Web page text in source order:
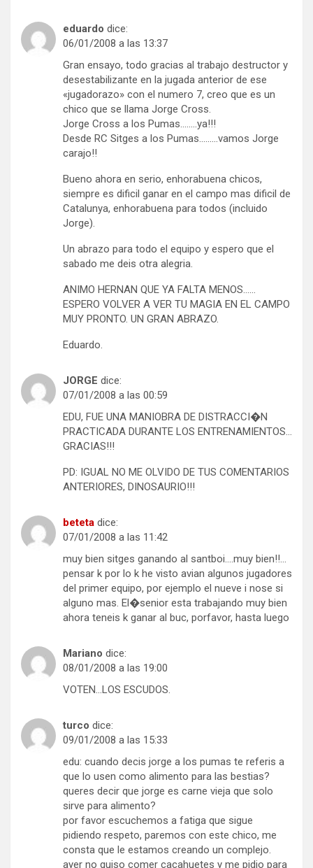
eduardo dice:
06/01/2008 a las 13:37
Gran ensayo, todo gracias al trabajo destructor y
desestabilizante en la jugada anterior de ese
«jugadorazo» con el numero 7, creo que es un
chico que se llama Jorge Cross.
Jorge Cross a los Pumas……..ya!!!
Desde RC Sitges a los Pumas………vamos Jorge
carajo!!
Bueno ahora en serio, enhorabuena chicos,
siempre es dificil ganar en el campo mas dificil de
Catalunya, enhorabuena para todos (incluido
Jorge).
Un abrazo para todo el equipo y espero que el
sabado me deis otra alegria.
ANIMO HERNAN QUE YA FALTA MENOS……
ESPERO VOLVER A VER TU MAGIA EN EL CAMPO
MUY PRONTO. UN GRAN ABRAZO.
Eduardo.
JORGE dice:
07/01/2008 a las 00:59
EDU, FUE UNA MANIOBRA DE DISTRACCI�N
PRACTICADA DURANTE LOS ENTRENAMIENTOS…
GRACIAS!!!
PD: IGUAL NO ME OLVIDO DE TUS COMENTARIOS
ANTERIORES, DINOSAURIO!!!
beteta dice:
07/01/2008 a las 11:42
muy bien sitges ganando al santboi….muy bien!!…
pensar k por lo k he visto avian algunos jugadores
del primer equipo, por ejemplo el nueve i nose si
alguno mas. El�senior esta trabajando muy bien
ahora teneis k ganar al buc, porfavor, hasta luego
Mariano dice:
08/01/2008 a las 19:00
VOTEN…LOS ESCUDOS.
turco dice:
09/01/2008 a las 15:33
edu: cuando decis jorge a los pumas te referis a
que lo usen como alimento para las bestias?
queres decir que jorge es carne vieja que solo
sirve para alimento?
por favor escuchemos a fatiga que sigue
pidiendo respeto, paremos con este chico, me
consta que le estamos creando un complejo.
ayer no quiso comer cacahuetes y me pidio para